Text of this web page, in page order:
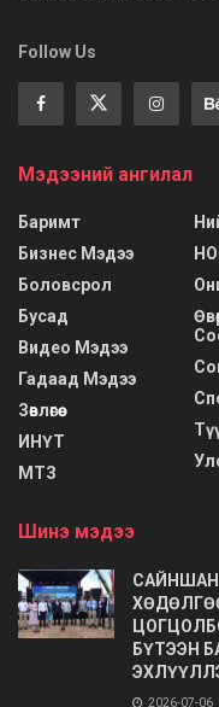
Follow Us
Мэдээний ангилал
Баримт
Бизнес Мэдээ
Боловсрол
Бусад
Видео Мэдээ
Гадаад Мэдээ
Зөвлөгөө
ИНҮТ
МТЗ
Шинэ мэдээ
БҮТЭЭН
2026-07-06